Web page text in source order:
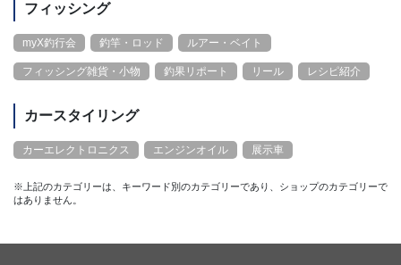
フィッシング
myX釣行会 釣竿・ロッド ルアー・ベイト
フィッシング雑貨・小物 釣果リポート リール レシピ紹介
カースタイリング
カーエレクトロニクス エンジンオイル 展示車
※上記のカテゴリーは、キーワード別のカテゴリーであり、ショップのカテゴリーで
はありません。